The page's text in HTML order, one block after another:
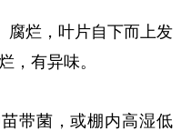
腐烂，叶片自下而上发
，有异味。
带菌，或棚内高湿低